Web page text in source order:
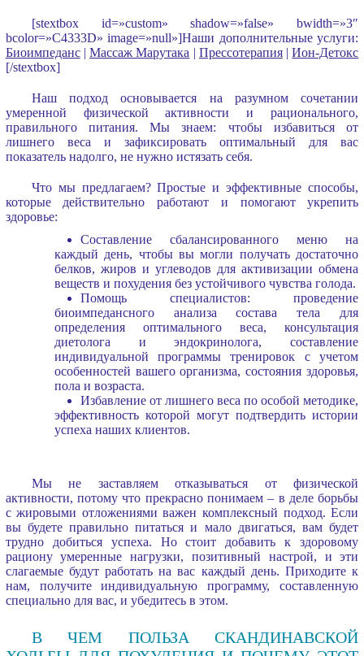
[stextbox id=»custom» shadow=»false» bwidth=»3″
bcolor=»C4333D» image=»null»]Наши дополнительные услуги:
Биоимпеданс|Массаж Марутака | Прессотерапия|Ион-Детокс
[/stextbox]
Наш подход основывается на разумном сочетании
умеренной физической активности и рационального,
правильного питания. Мы знаем: чтобы избавиться от
лишнего веса и зафиксировать оптимальный для вас
показатель надолго, не нужно истязать себя.
Что мы предлагаем? Простые и эффективные способы,
которые действительно работают и помогают укрепить
здоровье:
Составление сбалансированного меню на
каждый день, чтобы вы могли получать достаточно
белков, жиров и углеводов для активизации обмена
веществ и похудения без устойчивого чувства голода.
Помощь специалистов: проведение
биоимпедансного анализа состава тела для
определения оптимального веса, консультация
диетолога и эндокринолога, составление
индивидуальной программы тренировок с учетом
особенностей вашего организма, состояния здоровья,
пола и возраста.
Избавление от лишнего веса по особой методике,
эффективность которой могут подтвердить истории
успеха наших клиентов.
Мы не заставляем отказываться от физической
активности, потому что прекрасно понимаем – в деле борьбы
с жировыми отложениями важен комплексный подход. Если
вы будете правильно питаться и мало двигаться, вам будет
трудно добиться успеха. Но стоит добавить к здоровому
рациону умеренные нагрузки, позитивный настрой, и эти
слагаемые будут работать на вас каждый день. Приходите к
нам, получите индивидуальную программу, составленную
специально для вас, и убедитесь в этом.
В ЧЕМ ПОЛЬЗА СКАНДИНАВСКОЙ